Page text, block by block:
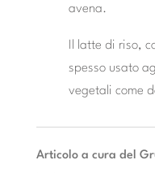
avena.
Il latte di riso,
spesso usato
vegetali come
Articolo a cura del